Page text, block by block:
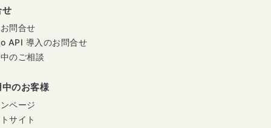
せ
問合せ
API 導入のお問合せ
のご相談
のお客様
ページ
サイト